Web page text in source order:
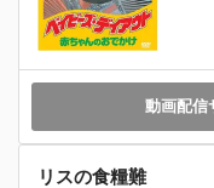
動画配信
リスの食糧難